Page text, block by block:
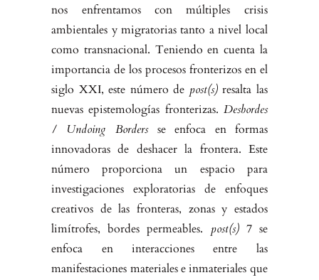
nos enfrentamos con múltiples crisis
ambientales y migratorias tanto a nivel local
como transnacional. Teniendo en cuenta la
im­portancia de los procesos fronterizos en el
siglo XXI, este número de post(s)resalta las
nuevas epistemologías fronterizas. Desbordes
/ Undoing Borders se enfoca en formas
innovadoras de deshacer la frontera. Este
número pro­porciona un espacio para
investigaciones exploratorias de enfoques
creati­vos de las fronteras, zonas y estados
limítrofes, bordes permeables. post(s)7 se
enfoca en interacciones entre las
manifestaciones materiales e inmateria­les que